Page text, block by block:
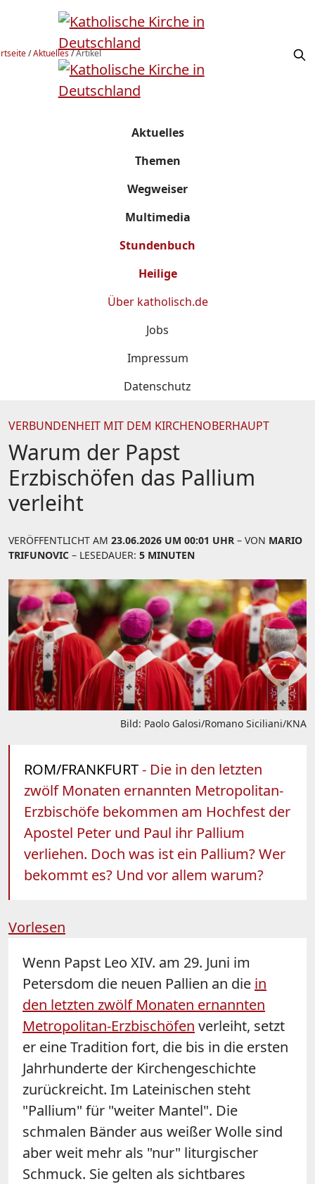
/Aktuelles/Artikel
Aktuelles
Themen
Wegweiser
Multimedia
Stundenbuch
Heilige
Über katholisch.de
Jobs
Impressum
Datenschutz
VERBUNDENHEIT MIT DEM KIRCHENOBERHAUPT
Warum der Papst
Erzbischöfen das Pallium
verleiht
VERÖFFENTLICHT AM 23.06.2026 UM 00:01 UHR – VON MARIO
TRIFUNOVIC – LESEDAUER: 5 MINUTEN
Bild: Paolo Galosi/Romano Siciliani/KNA
ROM/FRANKFURT- Die in den letzten
zwölf Monaten ernannten Metropolitan-
Erzbischöfe bekommen am Hochfest der
Apostel Peter und Paul ihr Pallium
verliehen. Doch was ist ein Pallium? Wer
bekommt es? Und vor allem warum?
Vorlesen
Wenn Papst Leo XIV. am 29. Juni im
Petersdom die neuen Pallien an die in
den letzten zwölf Monaten ernannten
Metropolitan-Erzbischöfen verleiht, setzt
er eine Tradition fort, die bis in die ersten
Jahrhunderte der Kirchengeschichte
zurückreicht. Im Lateinischen steht
"Pallium" für "weiter Mantel". Die
schmalen Bänder aus weißer Wolle sind
aber weit mehr als "nur" liturgischer
Schmuck. Sie gelten als sichtbares